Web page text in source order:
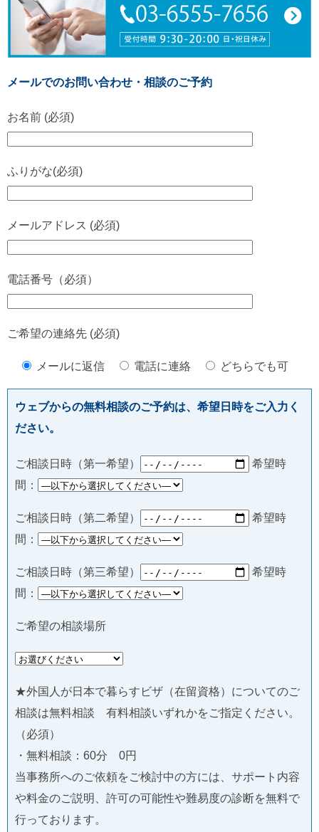
メールでのお問い合わせ・相談のご予約
お名前 (必須)
ふりがな(必須)
メールアドレス (必須)
電話番号（必須）
ご希望の連絡先 (必須)
メールに返信 電話に連絡 どちらでも可
ウェブからの無料相談のご予約は、希望日時をご入力く
ださい。
ご相談日時（第一希望）
希望時
間：
ご相談日時（第二希望）
希望時
間：
ご相談日時（第三希望）
希望時
間：
ご希望の相談場所
★外国人が日本で暮らすビザ（在留資格）についてのご
相談は無料相談 有料相談いずれかをご指定ください。
（必須）
・無料相談：60分 0円
当事務所へのご依頼をご検討中の方には、サポート内容
や料金のご説明、許可の可能性や難易度の診断を無料で
行っております。